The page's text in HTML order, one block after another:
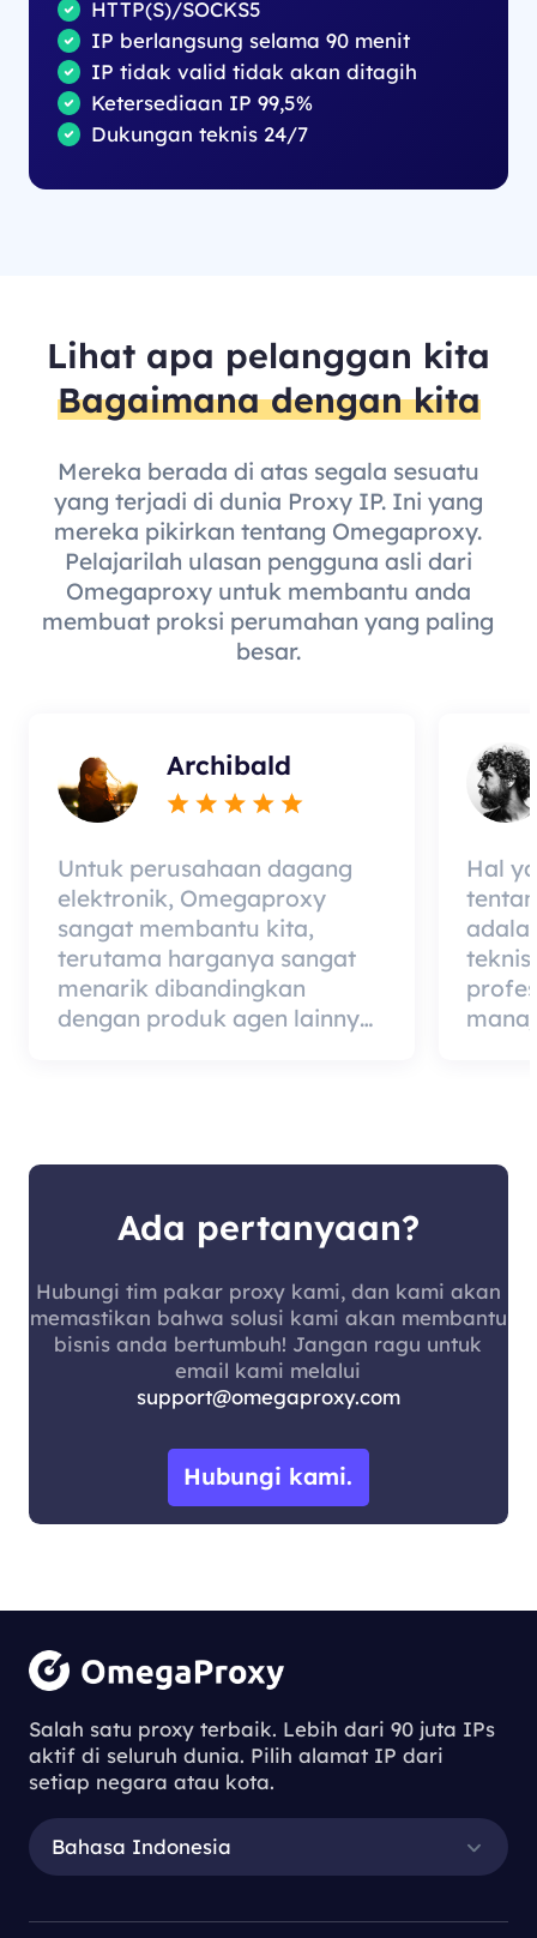
HTTP(S)/SOCKS5
IP berlangsung selama 90 menit
IP tidak valid tidak akan ditagih
Ketersediaan IP 99,5%
Dukungan teknis 24/7
Lihat apa pelanggan kita
Bagaimana dengan kita
Mereka berada di atas segala sesuatu
yang terjadi di dunia Proxy IP. Ini yang
mereka pikirkan tentang Omegaproxy.
Pelajarilah ulasan pengguna asli dari
Omegaproxy untuk membantu anda
membuat proksi perumahan yang paling
besar.
Archibald
Untuk perusahaan dagang
elektronik, Omegaproxy
sangat membantu kita,
terutama harganya sangat
menarik dibandingkan
dengan produk agen lainnya,
Hal
Ada pertanyaan?
Hubungi tim pakar proxy kami, dan kami akan
memastikan bahwa solusi kami akan membantu
bisnis anda bertumbuh! Jangan ragu untuk
email kami melalui
support@omegaproxy.com
Hubungi kami.
Salah satu proxy terbaik. Lebih dari 90 juta IPs
aktif di seluruh dunia. Pilih alamat IP dari
setiap negara atau kota.
Bahasa Indonesia